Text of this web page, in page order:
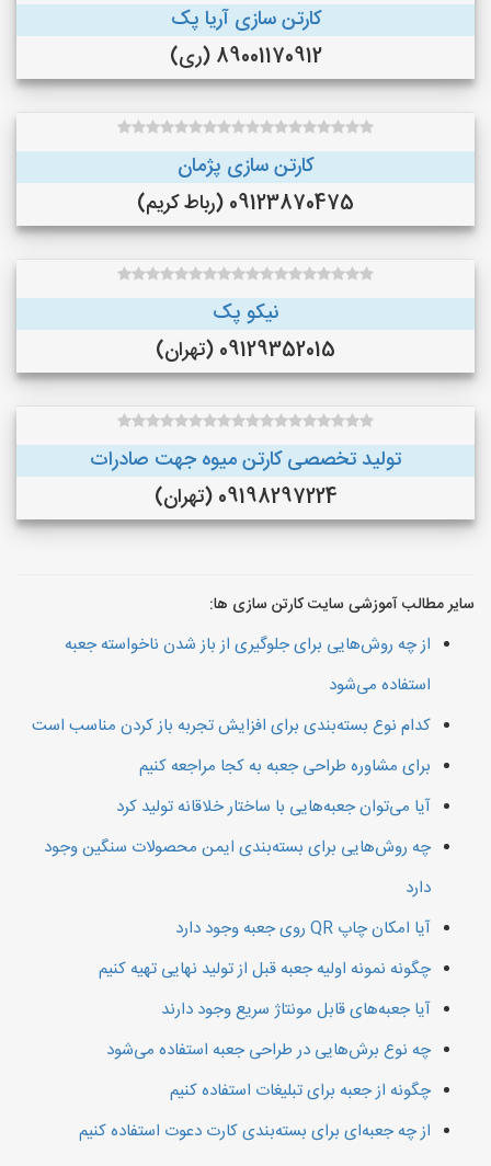
کارتن سازی آریا پک
89001170912 (ری)
کارتن سازی پژمان
09123870475 (رباط کریم)
نیکو پک
09129352015 (تهران)
تولید تخصصی کارتن میوه جهت صادرات
09198297224 (تهران)
سایر مطالب آموزشی سایت کارتن سازی ها:
از چه روش‌هایی برای جلوگیری از باز شدن ناخواسته جعبه
استفاده می‌شود
کدام نوع بسته‌بندی برای افزایش تجربه باز کردن مناسب است
برای مشاوره طراحی جعبه به کجا مراجعه کنیم
آیا می‌توان جعبه‌هایی با ساختار خلاقانه تولید کرد
چه روش‌هایی برای بسته‌بندی ایمن محصولات سنگین وجود
دارد
آیا امکان چاپ QR روی جعبه وجود دارد
چگونه نمونه اولیه جعبه قبل از تولید نهایی تهیه کنیم
آیا جعبه‌های قابل مونتاژ سریع وجود دارند
چه نوع برش‌هایی در طراحی جعبه استفاده می‌شود
چگونه از جعبه برای تبلیغات استفاده کنیم
از چه جعبه‌ای برای بسته‌بندی کارت دعوت استفاده کنیم